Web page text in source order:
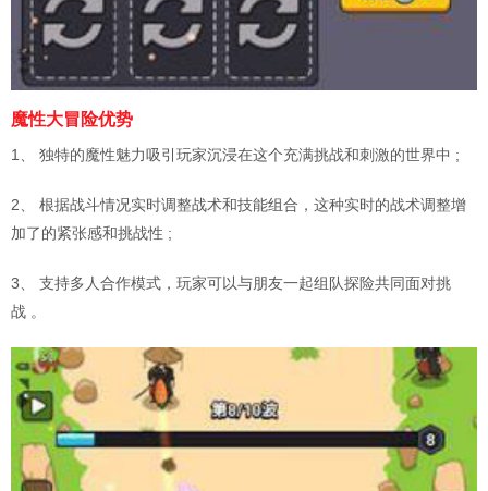
魔性大冒险优势
1、 独特的魔性魅力吸引玩家沉浸在这个充满挑战和刺激的世界中 ;
2、 根据战斗情况实时调整战术和技能组合，这种实时的战术调整增
加了的紧张感和挑战性 ;
3、 支持多人合作模式，玩家可以与朋友一起组队探险共同面对挑
战 。